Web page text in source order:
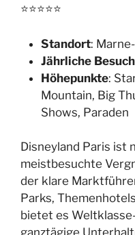
⭐⭐⭐⭐⭐
Standort:
Jährliche
Höhepunkte:
Mountain, Big
Shows, Paraden
Disneyland Paris ist
meistbesuchte
der klare
Parks,
bietet es
ganztägige